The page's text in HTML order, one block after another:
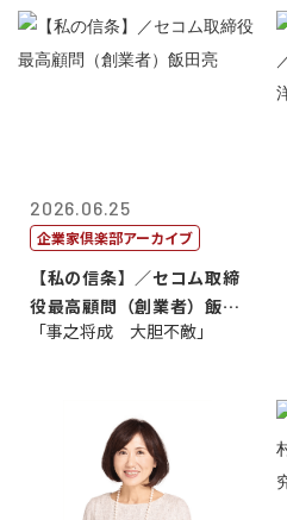
2026.06.25
企業家倶楽部アーカイブ
【私の信条】／セコム取締
役最高顧問（創業者）飯田
亮
「事之将成 大胆不敵」